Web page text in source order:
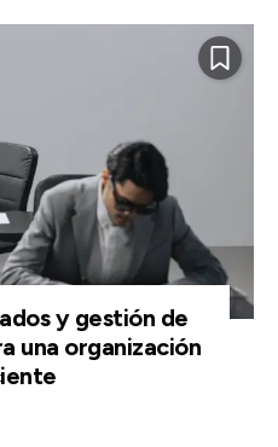
y gestión de
una organización